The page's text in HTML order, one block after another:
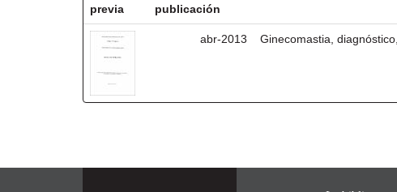
previa
publicación
abr-2013 Ginecomastia,